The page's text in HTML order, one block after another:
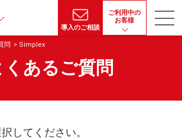
導入のご相談
ご利用中の
お客様
問 Simplex
くあるご質問
してください。